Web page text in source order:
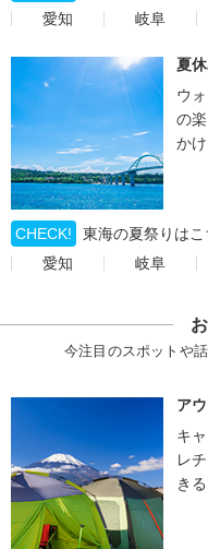
愛知
岐阜
夏
ウ
の
か
CHECK!
東海の夏祭りはこ
愛知
岐阜
今注目のスポットや
ア
キ
レ
き